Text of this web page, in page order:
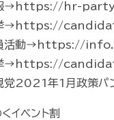
報→https://hr-
挙→https://
員活動→https://
挙→https://
党2021年1月政
イベント割